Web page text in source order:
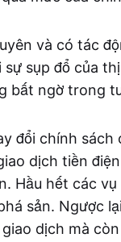
và có tác
sụp đổ của
bất ngờ trong
đổi chính sách
dịch tiền
Hầu hết các
sản. Ngược
dịch mà